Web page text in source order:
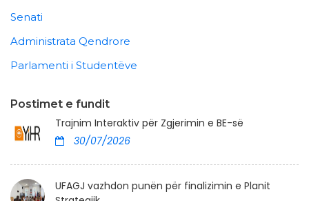
Senati
Administrata Qendrore
Parlamenti i Studentëve
Postimet e fundit
Trajnim Interaktiv për Zgjerimin e BE-së
30/07/2026
UFAGJ vazhdon punën për finalizimin e Planit